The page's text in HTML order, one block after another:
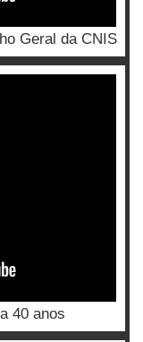
Geral da CNIS
40 anos